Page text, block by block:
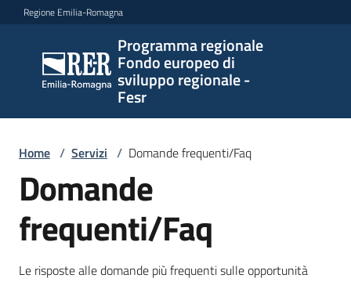
Vai al contenuto
Vai alla navigazione
Vai al footer
Regione Emilia-Romagna
Programma regionale
Fondo europeo di
sviluppo regionale -
Fesr
Programma
regionale
Fondo
europeo di
regionale -
Novità
Home / Servizi / Domande frequenti/Faq
Domande
frequenti/Faq
Le risposte alle domande più frequenti sulle opportunità